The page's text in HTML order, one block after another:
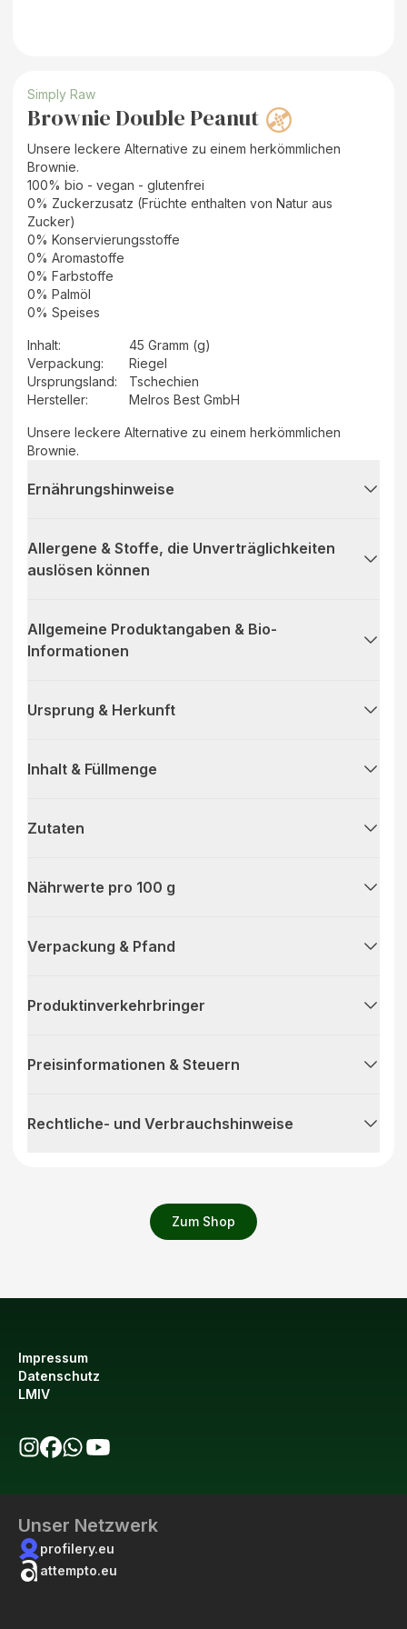
Zum Shop
Simply Raw
Brownie Double Peanut
Unsere leckere Alternative zu einem herkömmlichen
Brownie.
100% bio - vegan - glutenfrei
0% Zuckerzusatz (Früchte enthalten von Natur aus
Zucker)
0% Konservierungsstoffe
0% Aromastoffe
0% Farbstoffe
0% Palmöl
0% Speises
Inhalt:
45 Gramm (g)
Verpackung:
Riegel
Ursprungsland:
Tschechien
Hersteller: Melros Best GmbH
Unsere leckere Alternative zu einem herkömmlichen
Brownie.
Ernährungshinweise
Allergene & Stoffe, die Unverträglichkeiten
auslösen können
Allgemeine Produktangaben & Bio-
Informationen
Ursprung & Herkunft
Inhalt & Füllmenge
Zutaten
Nährwerte pro 100 g
Verpackung & Pfand
Produktinverkehrbringer
Preisinformationen & Steuern
Rechtliche- und Verbrauchshinweise
Impressum
Datenschutz
LMIV
Unser Netzwerk
profilery.eu
attempto.eu